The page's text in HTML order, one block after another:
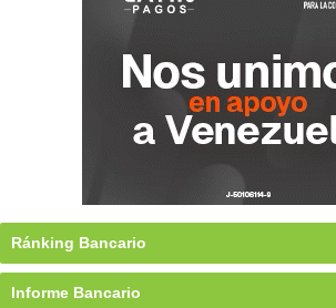
Ránking Bancario
Informe Bancario